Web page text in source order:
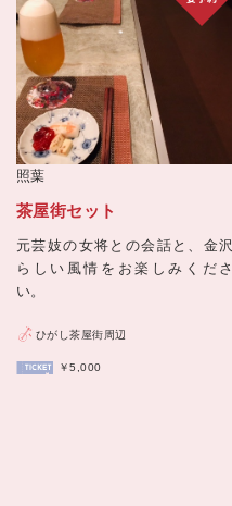
照葉
茶屋街セット
元芸妓の女将との会話と、金沢
らしい風情をお楽しみくださ
い。
ひがし茶屋街周辺
￥5,000